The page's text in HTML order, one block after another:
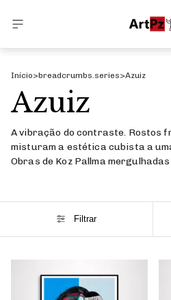
Início>breadcrumbs.series>Azuiz
Azuiz
A vibração do contraste. Rostos
misturam a estética cubista a
Obras de Koz Pallma mergulhadas
Filtrar